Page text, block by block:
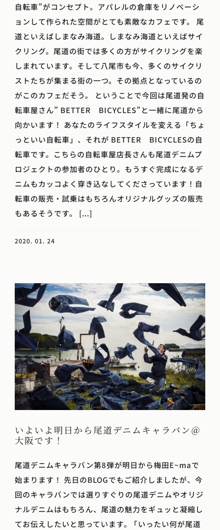
自転車”がコンセプト。アパレルの倉庫をリノベーシ
ョンして作られた空間がとても素敵なカフェです。 尾
道といえばしまなみ海道。しまなみ海道といえばサイ
クリング。尾道の街では多くの方がサイクリングを楽
しまれています。そして八尾市も今、多くのサイクリ
ストたちが集まる街の一つ。その拠点となっているの
がこのカフェだそう。 ということで今回は尾道発の自
転車屋さん” BETTER BICYCLES”と一緒に尾道から
向かいます！ あなたのライフスタイルを変える「ちょ
っといい自転車」、それが BETTER BICYCLESの自
転車です。こちらの自転車屋店長さんも尾道デニムプ
ロジェクトの参加者のひとり。もうすぐ完成になるデ
ニムもカッコよく穿き込なしてくださっています！自
転車の販売・試乗はもちろんオリジナルグッズの販売
もあるそうです。 [...]
2020. 01. 24
いよいよ明日から尾道デニムキャラバン＠
大阪です！
尾道デニムキャラバン第8弾が明日から梅田E~maで
始まります！ 先日のBLOGでもご紹介しましたが、今
回のキャラバンでは選りすぐりの尾道デニムやオリジ
ナルデニムはもちろん、尾道の魅力をギュッと凝縮し
てお伝えしたいと思っています。 ｢いったい何が尾道